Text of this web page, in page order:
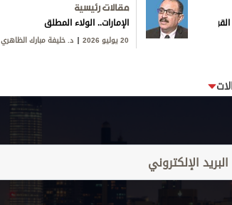
مقالات رئيسية
الإمارات.. الولاء المطلق
20 يوليو 2026 د. خليفة مبارك الظاهري